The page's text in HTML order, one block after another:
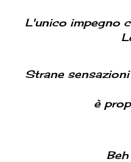
L'unico impegno
Strane
è